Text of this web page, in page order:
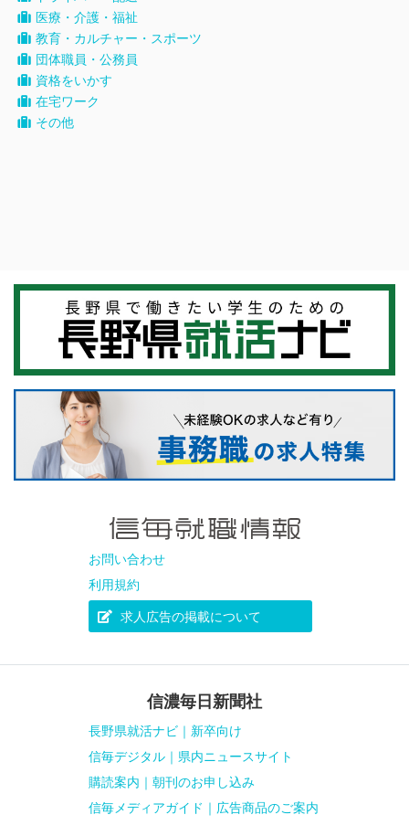
医療・介護・福祉
教育・カルチャー・スポーツ
団体職員・公務員
資格をいかす
在宅ワーク
その他
お問い合わせ
利用規約
求人広告の掲載について
信濃毎日新聞社
長野県就活ナビ｜新卒向け
信毎デジタル｜県内ニュースサイト
購読案内｜朝刊のお申し込み
信毎メディアガイド｜広告商品のご案内